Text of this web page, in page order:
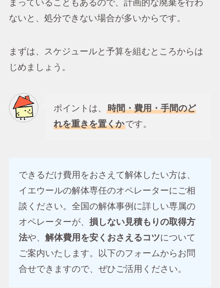
まっていることもあるので、計画的な廃棄を行わ
ないと、処分できない場合が多いからです。
まずは、スケジュールと予算を組むところからは
じめましょう。
ポイントは、時間・費用・手間のど
れを重きを置くかです。
できるだけ費用をおさえて解体したい方は、
イエウールの解体専任のオペレーターにご相
談ください。全国の解体事例に詳しい専属の
オペレーターが、 損しない見積もりの取得方
法や、 解体費用を安くおさえるコツについて
ご案内いたします。以下のフォームからお問
合せできますので、ぜひご活用ください。